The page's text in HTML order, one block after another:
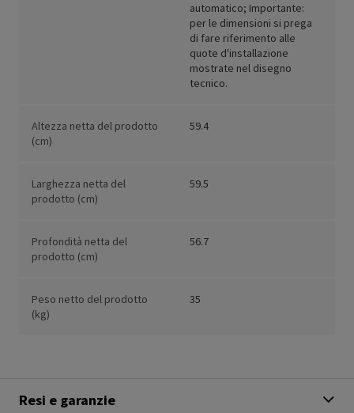
automatico; Importante:
per le dimensioni si prega
di fare riferimento alle
quote d'installazione
mostrate nel disegno
tecnico.
Altezza netta del prodotto
(cm)
59.4
Larghezza netta del
prodotto (cm)
59.5
Profondità netta del
prodotto (cm)
56.7
Peso netto del prodotto
(kg)
35
Resi e garanzie